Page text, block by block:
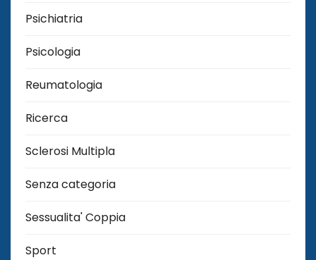
Psichiatria
Psicologia
Reumatologia
Ricerca
Sclerosi Multipla
Senza categoria
Sessualita' Coppia
Sport